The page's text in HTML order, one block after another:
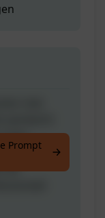
te
de
Prompt